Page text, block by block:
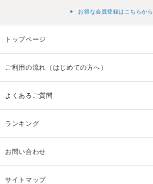
お得な会員登録はこちらから
トップページ
ご利用の流れ（はじめての方へ）
よくあるご質問
ランキング
お問い合わせ
サイトマップ